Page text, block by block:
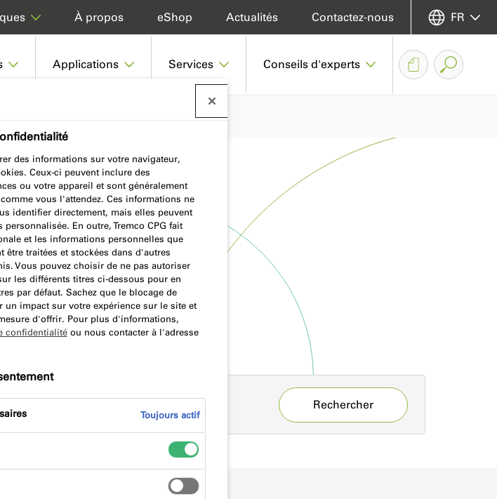
Applications Services Conseils d'experts
À propos eShop Actualités Contactez-nous FR
les
Rechercher
des informations sur votre navigateur,
Ceux-ci peuvent inclure des
ou votre appareil et sont généralement
vous l'attendez. Ces informations ne
identifier directement, mais elles peuvent
En outre, Tremco CPG fait
et les informations personnelles que
être traitées et stockées dans d'autres
Vous pouvez choisir de ne pas autoriser
les différents titres ci-dessous pour en
par défaut. Sachez que le blocage de
un impact sur votre expérience sur le site et
d'offrir. Pour plus d'informations,
confidentialitéou nous contacter à l'adresse
Toujours actif